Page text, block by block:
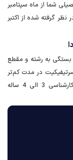
شما از ماه سپتامبر
نظر گرفته شده از اکتبر
بستگی به رشته و مقطع
در مدت کم‌تر
از 1 سال گذرانده می‌شوند. در حالی که دوره‌های کارشناسی 3 الی 4 ساله